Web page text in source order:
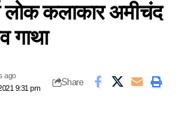
कलाकार अमीचंद
गाथा
9:31 pm
ago
Share